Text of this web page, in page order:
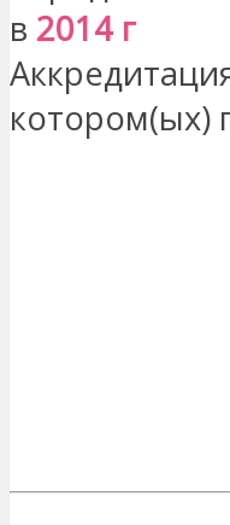
в 2014 г
котором(ых)